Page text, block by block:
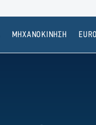
ΜΗΧΑΝΟΚΙΝΗΣΗ